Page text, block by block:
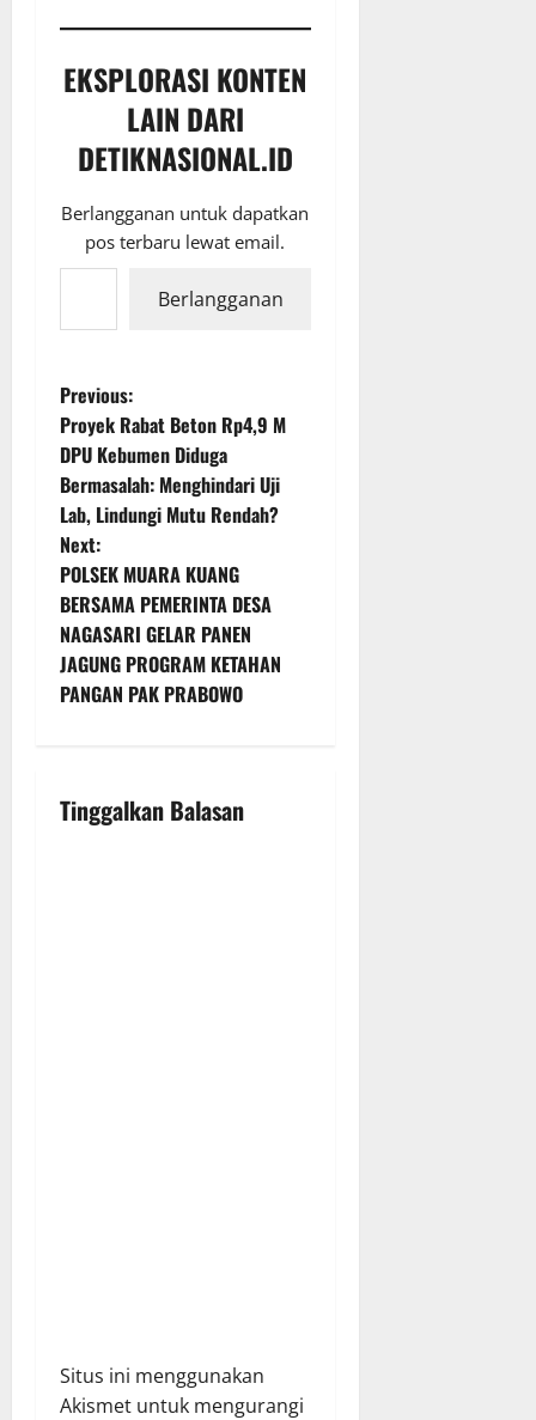
EKSPLORASI KONTEN
LAIN DARI
DETIKNASIONAL.ID
Berlangganan untuk dapatkan
pos terbaru lewat email.
Ketikkan email Anda...
Berlangganan
P
o
s
t
n
a
v
g
Previous:
Proyek Rabat Beton Rp4,9 M
DPU Kebumen Diduga
Bermasalah: Menghindari Uji
Lab, Lindungi Mutu Rendah?
Next:
POLSEK MUARA KUANG
BERSAMA PEMERINTA DESA
NAGASARI GELAR PANEN
JAGUNG PROGRAM KETAHAN
PANGAN PAK PRABOWO
Tinggalkan Balasan
Situs ini menggunakan
Akismet untuk mengurangi